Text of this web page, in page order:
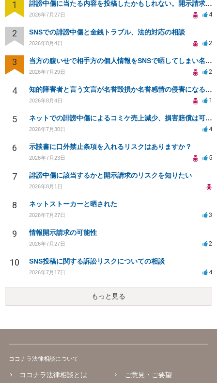
1 誹謗中傷に当たる内容を投稿したかもしれない。開示請求や民事刑事裁判に発展しうるのか教えて欲しい。
2026年7月27日 4
2 SNSでの誹謗中傷と金銭トラブル、法的対応の相談
2026年8月4日 2
3 当方の腹いせで相手方の個人情報をSNSで晒してしまい名誉毀損させてしまったかもしれない
2026年7月29日 2
4 知的障害者と言う文言が名誉毀損か名誉感情の侵害になるか教えてほしい。
2026年8月4日 1
5 ネットでの誹謗中傷によるコミケ売上減少、損害賠償は可能か？
2026年7月30日 4
6 示談書に口外禁止条項を入れるリスクはありますか？
2026年7月23日 5
7 誹謗中傷に該当するかと開示請求のリスクを知りたい
2026年8月1日
8 ネットストーカーと晒された
2026年7月27日 3
9 情報開示請求の可能性
2026年7月27日 2
10 SNS投稿に関する訴訟リスクについての相談
2026年7月17日 4
もっと見る
ココナラ法律相談について
ココナラ法律相談とは ご意見・ご要望